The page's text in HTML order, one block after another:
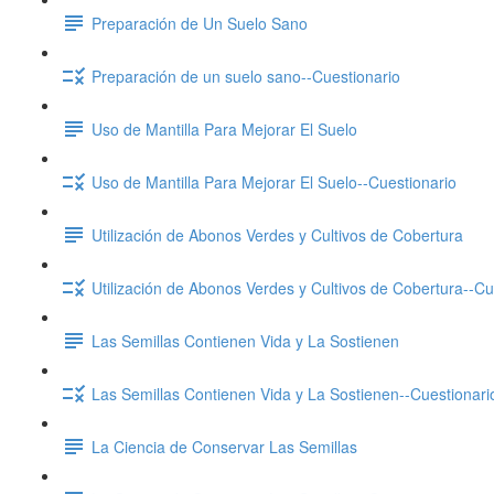
Preparación de Un Suelo Sano
Preparación de un suelo sano--Cuestionario
Uso de Mantilla Para Mejorar El Suelo
Uso de Mantilla Para Mejorar El Suelo--Cuestionario
Utilización de Abonos Verdes y Cultivos de Cobertura
Utilización de Abonos Verdes y Cultivos de Cobertura--
Las Semillas Contienen Vida y La Sostienen
Las Semillas Contienen Vida y La Sostienen--
La Ciencia de Conservar Las Semillas